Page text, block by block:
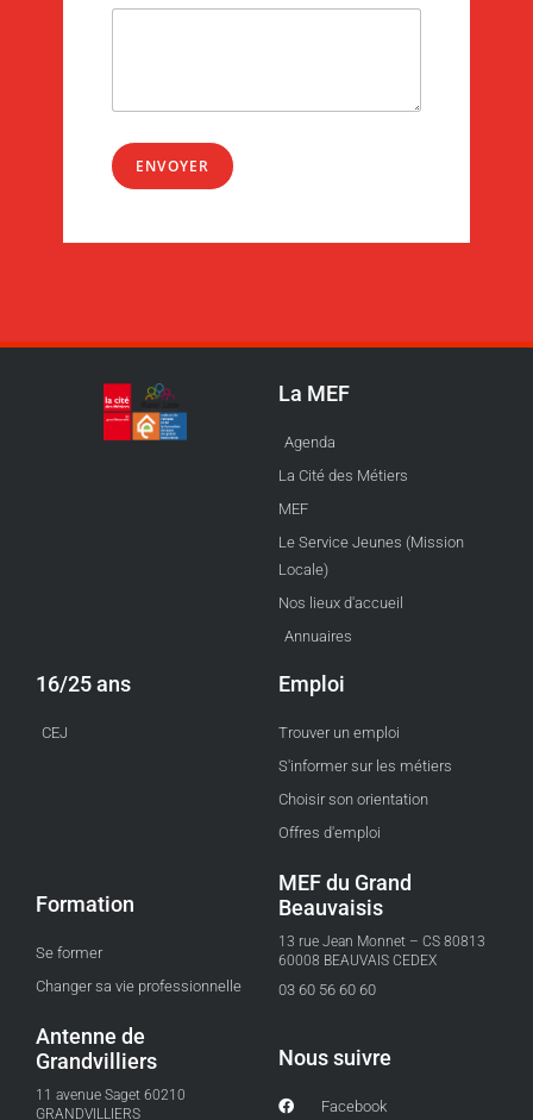
ENVOYER
La MEF
Agenda
La Cité des Métiers
MEF
Le Service Jeunes (Mission
Locale)
Nos lieux d'accueil
Annuaires
16/25 ans
CEJ
Emploi
Trouver un emploi
S'informer sur les métiers
Choisir son orientation
Offres d'emploi
Formation
Se former
Changer sa vie professionnelle
MEF du Grand
Beauvaisis
13 rue Jean Monnet – CS 80813
60008 BEAUVAIS CEDEX
03 60 56 60 60
Antenne de
Grandvilliers
11 avenue Saget 60210
GRANDVILLIERS
Nous suivre
Facebook